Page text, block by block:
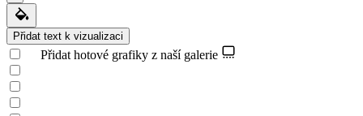
Přidat text k vizualizaci
Přidat hotové grafiky z naší galerie